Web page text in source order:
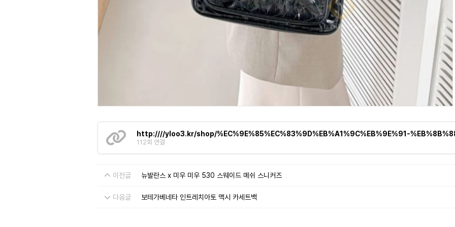
http:////yloo3.kr/shop/%EC%9E%85%EC%83%9D%EB%A1%9C%EB%9E%91-
112회 연결
이전글 뉴발란스 x 미우 미우 530 스웨이드 메쉬 스니커즈
다음글 보테가베네타 인트레치아토 맥시 카세트백